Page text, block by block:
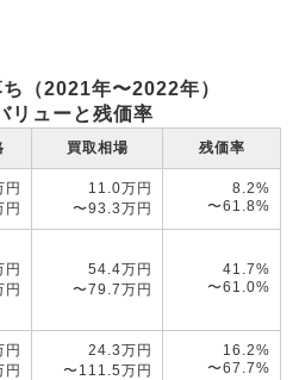
（2021年〜2022年）
リューと残価率
買取相場 残価率
円
円
11.0万円
〜93.3万円
8.2%
〜61.8%
円
円
54.4万円
〜79.7万円
41.7%
〜61.0%
円
円
24.3万円
〜111.5万円
16.2%
〜67.7%